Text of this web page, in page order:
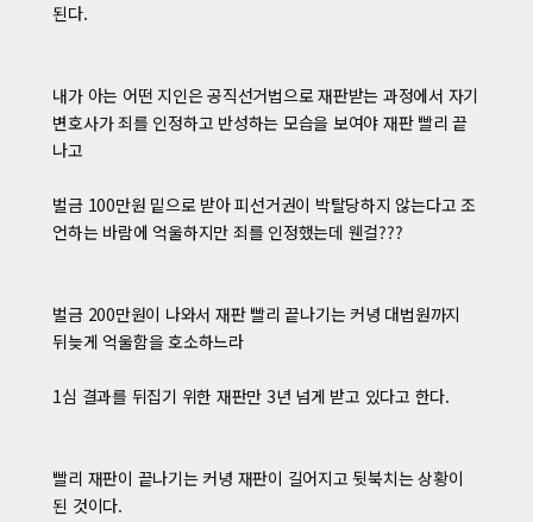
된다.
내가 아는 어떤 지인은 공직선거법으로 재판받는 과정에서 자기
변호사가 죄를 인정하고 반성하는 모습을 보여야 재판 빨리 끝
나고
벌금 100만원 밑으로 받아 피선거권이 박탈당하지 않는다고 조
언하는 바람에 억울하지만 죄를 인정했는데 웬걸???
벌금 200만원이 나와서 재판 빨리 끝나기는 커녕 대법원까지
뒤늦게 억울함을 호소하느라
1심 결과를 뒤집기 위한 재판만 3년 넘게 받고 있다고 한다.
빨리 재판이 끝나기는 커녕 재판이 길어지고 뒷북치는 상황이
된 것이다.